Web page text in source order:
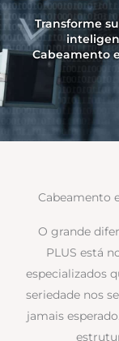
Transforme
Cabeamento
Cabeamento
O grande
PLUS está
especializados
seriedade nos
jamais